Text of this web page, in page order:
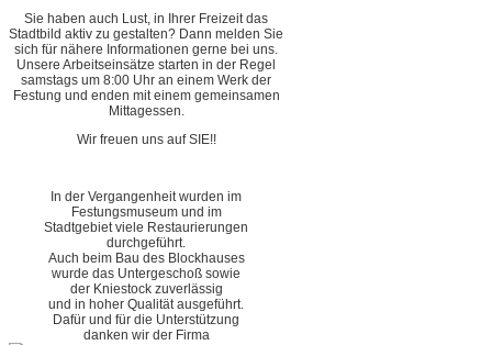
Sie haben auch Lust, in Ihrer Freizeit das
Stadtbild aktiv zu gestalten? Dann melden Sie
sich für nähere Informationen gerne bei uns.
Unsere Arbeitseinsätze starten in der Regel
samstags um 8:00 Uhr an einem Werk der
Festung und enden mit einem gemeinsamen
Mittagessen.
Wir freuen uns auf SIE!!
In der Vergangenheit wurden im
Festungsmuseum und im
Stadtgebiet viele Restaurierungen
durchgeführt.
Auch beim Bau des Blockhauses
wurde das Untergeschoß sowie
der Kniestock zuverlässig
und in hoher Qualität ausgeführt.
Dafür und für die Unterstützung
danken wir der Firma